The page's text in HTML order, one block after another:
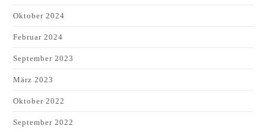
Oktober 2024
Februar 2024
September 2023
März 2023
Oktober 2022
September 2022